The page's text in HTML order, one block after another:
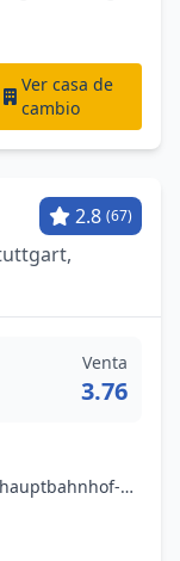
Ver casa de
cambio
2.8 (67)
Venta
3.76
www.reisebank.de/filialen/stuttgart-hauptbahnhof-gold-kaufen-und-geld-wechseln